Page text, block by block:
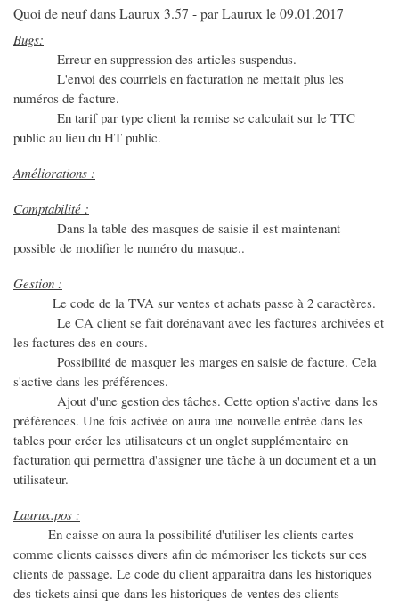
Quoi de neuf dans Laurux 3.57 - par Laurux le 09.01.2017
Bugs:
Erreur en suppression des articles suspendus.
L'envoi des courriels en facturation ne mettait plus les
numéros de facture.
En tarif par type client la remise se calculait sur le TTC
public au lieu du HT public.
Améliorations :
Comptabilité :
Dans la table des masques de saisie il est maintenant
possible de modifier le numéro du masque..
Gestion :
Le code de la TVA sur ventes et achats passe à 2 caractères.
Le CA client se fait dorénavant avec les factures archivées et
les factures des en cours.
Possibilité de masquer les marges en saisie de facture. Cela
s'active dans les préférences.
Ajout d'une gestion des tâches. Cette option s'active dans les
préférences. Une fois activée on aura une nouvelle entrée dans les
tables pour créer les utilisateurs et un onglet supplémentaire en
facturation qui permettra d'assigner une tâche à un document et a un
utilisateur.
Laurux.pos :
En caisse on aura la possibilité d'utiliser les clients cartes
comme clients caisses divers afin de mémoriser les tickets sur ces
clients de passage. Le code du client apparaîtra dans les historiques
des tickets ainsi que dans les historiques de ventes des clients